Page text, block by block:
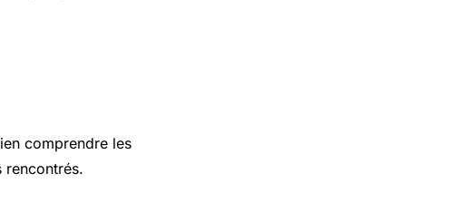
comprendre les
rencontrés.